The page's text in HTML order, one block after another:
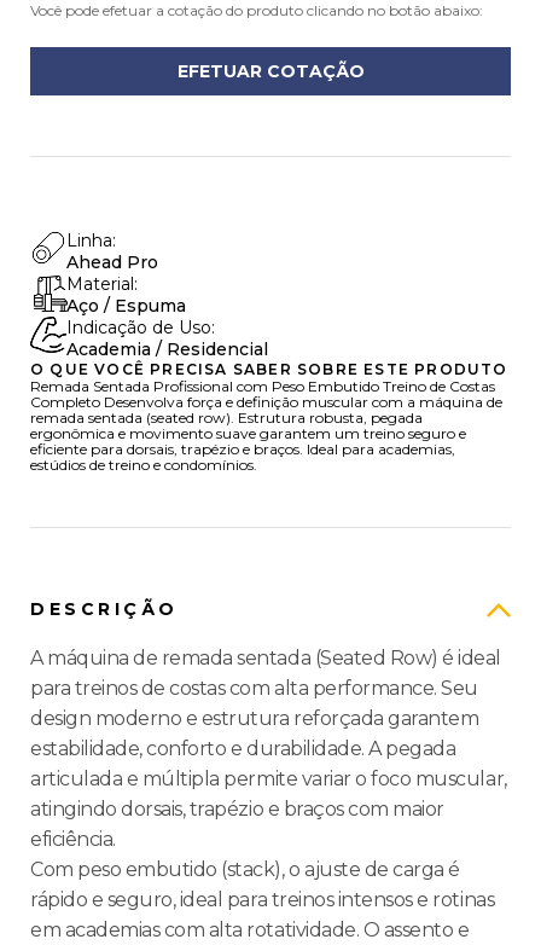
Você pode efetuar a cotação do produto clicando no botão abaixo:
EFETUAR COTAÇÃO
Linha:
Ahead Pro
Material:
Aço / Espuma
Indicação de Uso:
Academia / Residencial
O QUE VOCÊ PRECISA SABER SOBRE ESTE PRODUTO
Remada Sentada Profissional com Peso Embutido Treino de Costas
Completo Desenvolva força e definição muscular com a máquina de
remada sentada (seated row). Estrutura robusta, pegada
ergonômica e movimento suave garantem um treino seguro e
eficiente para dorsais, trapézio e braços. Ideal para academias,
estúdios de treino e condomínios.
DESCRIÇÃO
A máquina de remada sentada (Seated Row) é ideal
para treinos de costas com alta performance. Seu
design moderno e estrutura reforçada garantem
estabilidade, conforto e durabilidade. A pegada
articulada e múltipla permite variar o foco muscular,
atingindo dorsais, trapézio e braços com maior
eficiência.
Com peso embutido (stack), o ajuste de carga é
rápido e seguro, ideal para treinos intensos e rotinas
em academias com alta rotatividade. O assento e